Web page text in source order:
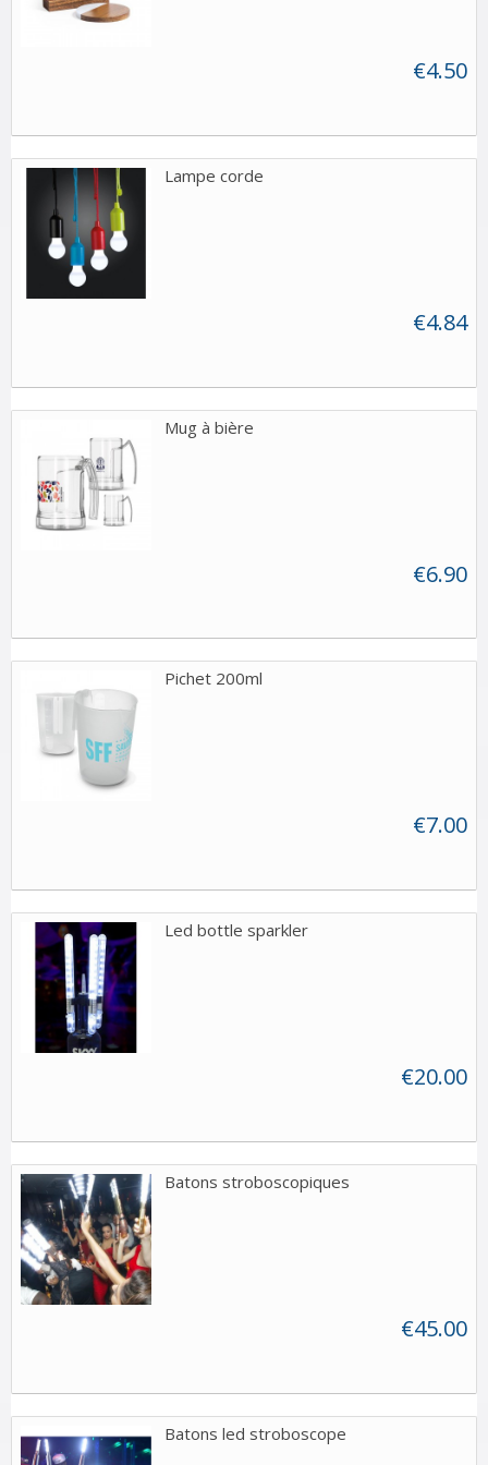
€4.50
Lampe corde
€4.84
Mug à bière
€6.90
Pichet 200ml
€7.00
Led bottle sparkler
€20.00
Batons stroboscopiques
€45.00
Batons led stroboscope